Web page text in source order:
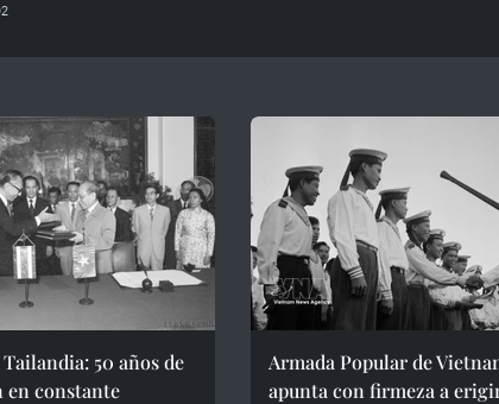
50 años de
en constante
Armada Popular de
apunta con firmeza a